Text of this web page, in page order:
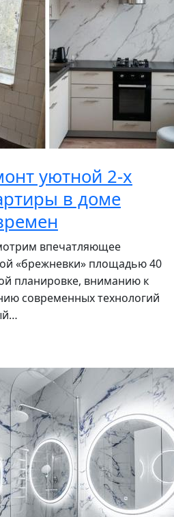
уютной 2-х
в доме
впечатляющее
«брежневки» площадью 40
планировке, вниманию к
современных технологий